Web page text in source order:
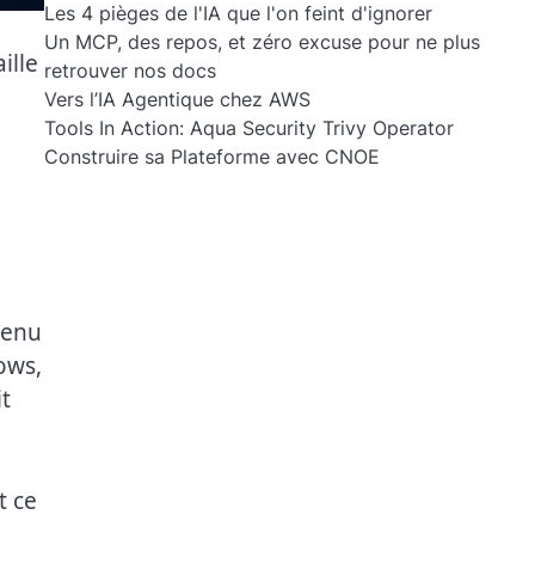
ce
Les 4 pièges de l'IA que l'on feint d'ignorer
Un MCP, des repos, et zéro excuse pour ne plus
retrouver nos docs
Vers l’IA Agentique chez AWS
Tools In Action: Aqua Security Trivy Operator
Construire sa Plateforme avec CNOE